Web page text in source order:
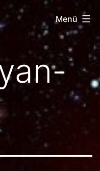
Menü